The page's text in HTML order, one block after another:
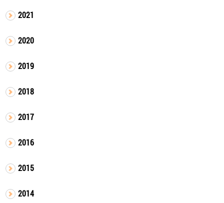
2021
2020
2019
2018
2017
2016
2015
2014